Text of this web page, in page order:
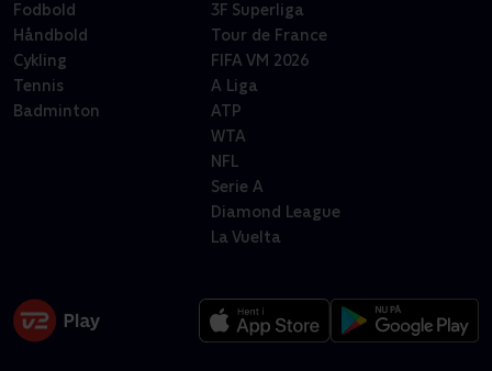
Fodbold
Håndbold
Cykling
Tennis
Badminton
3F Superliga
Tour de France
FIFA VM 2026
A Liga
ATP
WTA
NFL
Serie A
Diamond League
La Vuelta